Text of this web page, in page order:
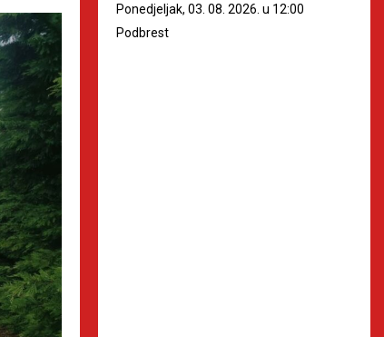
Ponedjeljak, 03. 08. 2026. u 12:00
Podbrest